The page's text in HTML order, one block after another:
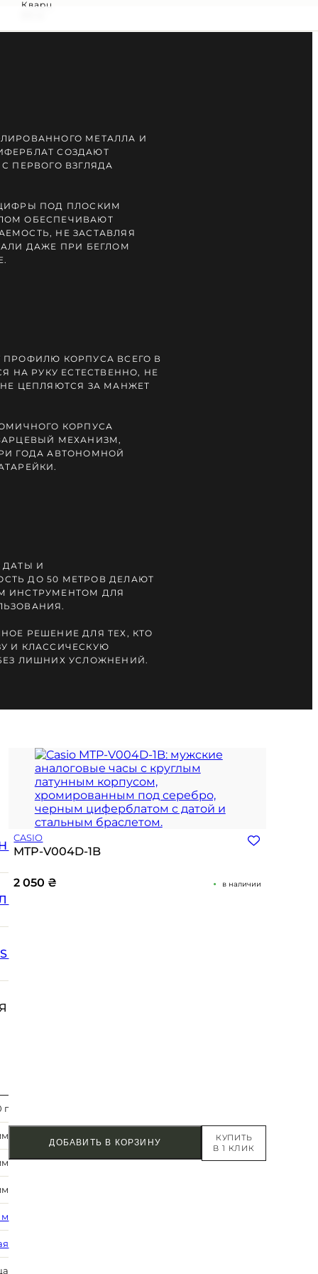
Кварц
МЕТАЛЛА И
СОЗДАЮТ
ПЕРВОГО ВЗГЛЯДА
ПОД ПЛОСКИМ
ОБЕСПЕЧИВАЮТ
НЕ ЗАСТАВЛЯЯ
ДАЖЕ ПРИ БЕГЛОМ
ПРОФИЛЮ КОРПУСА ВСЕГО В
НА РУКУ ЕСТЕСТВЕННО, НЕ
ЦЕПЛЯЮТСЯ ЗА МАНЖЕТ
КОРПУСА
МЕХАНИЗМ,
ГОДА АВТОНОМНОЙ
ДАТЫ И
ДО 50 МЕТРОВ ДЕЛАЮТ
ИНСТРУМЕНТОМ ДЛЯ
РЕШЕНИЕ ДЛЯ ТЕХ, КТО
И КЛАССИЧЕСКУЮ
ЛИШНИХ УСЛОЖНЕНИЙ.
г
м
CASIO
MTP-V004D-1B
2 050 ₴ в наличии
ДОБАВИТЬ В КОРЗИНУ
КУПИТЬ
В 1 КЛИК